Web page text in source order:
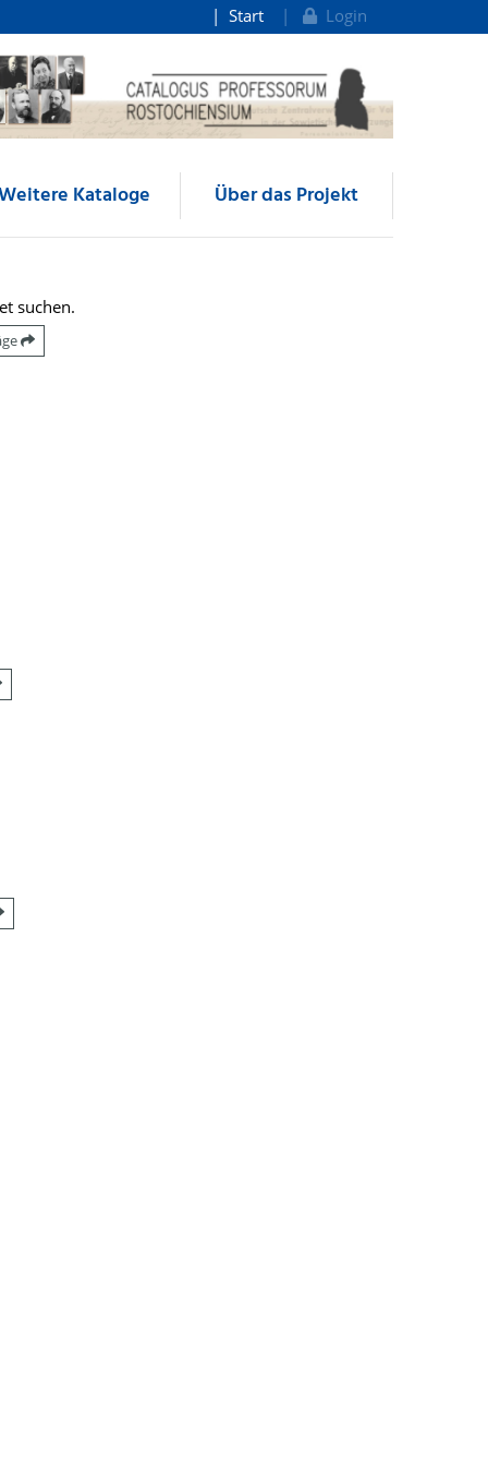
Start Login
Kataloge Über das Projekt
suchen.